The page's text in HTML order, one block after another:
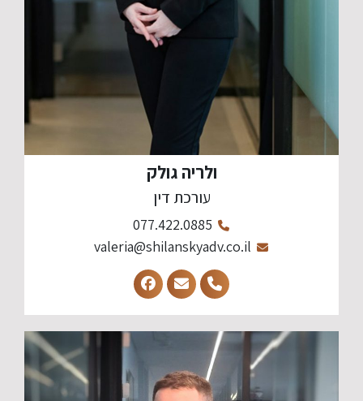
ולריה גולק
עורכת דין
077.422.0885
valeria@shilanskyadv.co.il​